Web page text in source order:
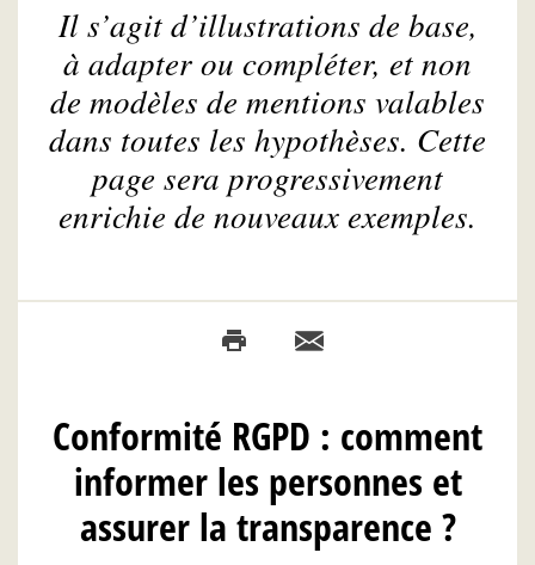
Il s’agit d’illustrations de base,
à adapter ou compléter, et non
de modèles de mentions valables
dans toutes les hypothèses. Cette
page sera progressivement
enrichie de nouveaux exemples.
Conformité RGPD : comment
informer les personnes et
assurer la transparence ?